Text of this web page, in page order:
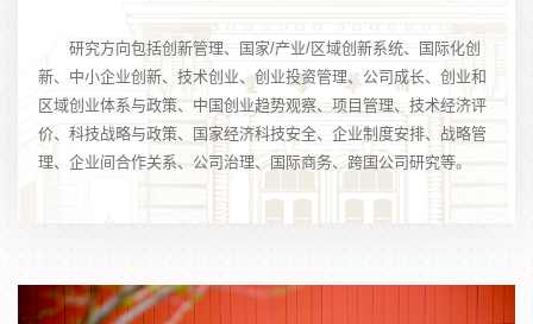
研究方向包括创新管理、国家/产业/区域创新系统、国际化创
新、中小企业创新、技术创业、创业投资管理、公司成长、创业和
区域创业体系与政策、中国创业趋势观察、项目管理、技术经济评
价、科技战略与政策、国家经济科技安全、企业制度安排、战略管
理、企业间合作关系、公司治理、国际商务、跨国公司研究等。